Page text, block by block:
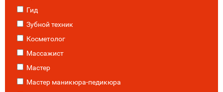
Гид
Зубной техник
Косметолог
Массажист
Мастер
Мастер маникюра-педикюра